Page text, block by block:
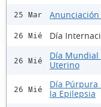
25 Mar
26 Mié Día
26 Mié
Día Mundial
Uterino
26 Mié
Día
la Epilepsia